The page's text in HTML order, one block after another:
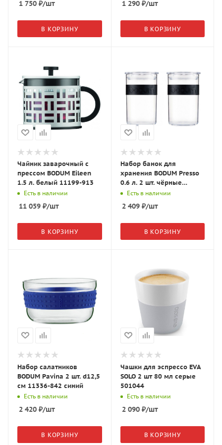
1 750 ₽/шт
В КОРЗИНУ
1 290₽/шт
В КОРЗИНУ
Чайник заварочный с
прессом BODUM Eileen
1.5 л. белый 11199-913
Есть в наличии
11 059 ₽/шт
В КОРЗИНУ
Набор банок для
хранения BODUM Presso
0.6 л. 2 шт. чёрные
K11828-01SA
Есть в наличии
2 409₽/шт
В КОРЗИНУ
Набор салатников
BODUM Pavina 2 шт. d12,5
см 11336-842 синий
Есть в наличии
2 420 ₽/шт
В КОРЗИНУ
Чашки для эспрессо EVA
SOLO 2 шт 80 мл серые
501044
Есть в наличии
2 090₽/шт
В КОРЗИНУ